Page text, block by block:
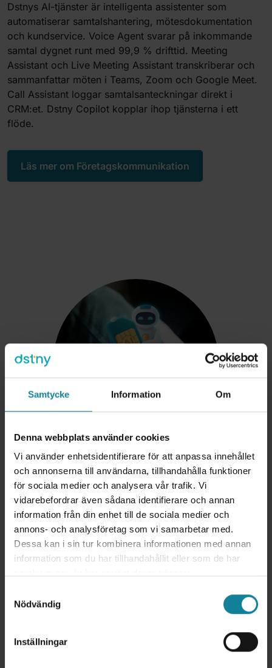
Samtycke Information Om
Denna webbplats använder cookies
Vi använder enhetsidentifierare för att anpassa innehållet
och annonserna till användarna, tillhandahålla funktioner
för sociala medier och analysera vår trafik. Vi
vidarebefordrar även sådana identifierare och annan
information från din enhet till de sociala medier och
annons- och analysföretag som vi samarbetar med.
Dessa kan i sin tur kombinera informationen med annan
information som du har tillhandahållit eller som de har
Nödvändig
Inställningar
Dstnys AI-tjänster är intelligenta assistenter som
automatiserar samtalshantering, mötesdokumentation
och kundservice. Voice Agent svarar på inkommande
samtal dygnet runt med 99,9 % drifttid. Meeting
Assistant och Live Meeting Assistant transkriberar och
sammanfattar möten i Teams, Zoom och Google Meet.
Call Assistant loggar samtalsanteckningar direkt i
CRM:et. Dstny Copilot kopplar ihop tjänsterna i ett
flöde.
Läs mer om Företagskommunikation
Hur slipper vi missa viktiga samtal i
mobilen?
personlig AI-assistent som svarar 24/7 när du inte
hinner. Den identifierar uppringaren, kommunicerar din
Läs mer om AI SIM